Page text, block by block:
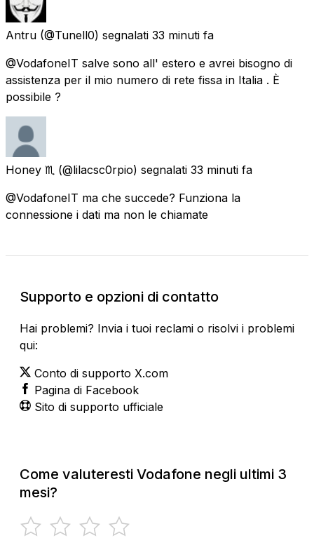
Antru (@Tunell0) segnalati 33 minuti fa
@VodafoneIT salve sono all' estero e avrei bisogno di
assistenza per il mio numero di rete fissa in Italia . È
possibile ?
Honey ♏ (@lilacsc0rpio) segnalati 33 minuti fa
@VodafoneIT ma che succede? Funziona la
connessione i dati ma non le chiamate
Supporto e opzioni di contatto
Hai problemi? Invia i tuoi reclami o risolvi i problemi
qui:
Conto di supporto X.com
Pagina di Facebook
Sito di supporto ufficiale
Come valuteresti Vodafone negli ultimi 3
mesi?